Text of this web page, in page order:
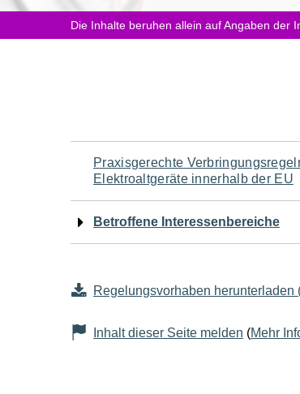
hier:Die Inhalte beruhen allein auf Angaben der
Navigation
für
den
Seiteninhalt
Praxisgerechte
Elektroaltgeräte innerhalb der EU
Betroffene Interessenbereiche
Regelungsvorhaben herunterladen
Inhalt dieser Seite melden (Mehr